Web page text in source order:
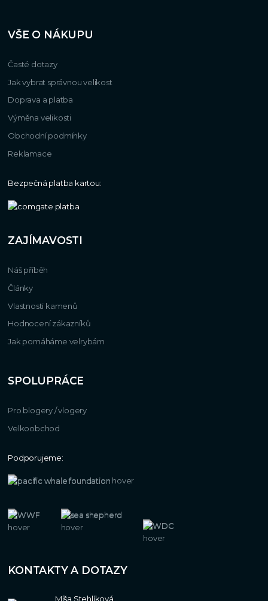
VŠE O NÁKUPU
Časté dotazy
Jak vybrat správnou velikost
Doprava a platba
Výměna velikosti
Obchodní podmínky
Reklamace
Bezpečná platba kartou:
ZAJÍMAVOSTI
Náš příběh
Články
Vlastnosti kamenů
Hodnocení zákazníků
Jak pomáháme velrybám
SPOLUPRÁCE
Pro blogery / vlogery
Velkoobchod
Podporujeme:
KONTAKTY A DOTAZY
Míša Stehlíková